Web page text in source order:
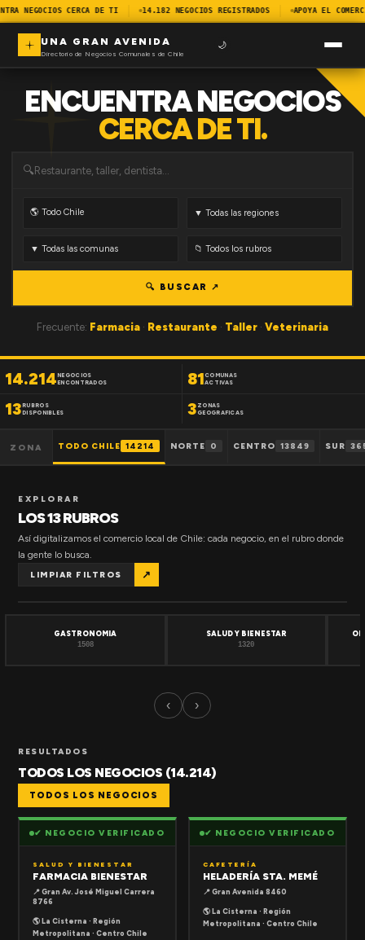
NEGOCIOS CERCA DE TI 14.182 NEGOCIOS REGISTRADOS APOYA EL
UNA GRAN AVENIDA
Directorio de Negocios Comunales de Chile
🌙
ENCUENTRA NEGOCIOS
CERCA DE TI.
🔍
🔍 BUSCAR ↗
Frecuente: Farmacia · Restaurante · Taller · Veterinaria
14.214NEGOCIOS
ENCONTRADOS
81 COMUNAS
ACTIVAS
13RUBROS
DISPONIBLES
3 ZONAS
GEOGRAFICAS
ZONA TODO CHILE 14214 NORTE 0 CENTRO 13849 SUR
EXPLORAR
LOS 13 RUBROS
Así digitalizamos el comercio local de Chile: cada negocio, en el rubro donde
la gente lo busca.
LIMPIAR FILTROS ↗
GASTRONOMIA
1508
SALUD Y BIENESTAR
1320
‹ ›
RESULTADOS
TODOS LOS NEGOCIOS (14.214)
TODOS LOS NEGOCIOS
✔ NEGOCIO VERIFICADO
SALUD Y BIENESTAR
FARMACIA BIENESTAR
📍 Gran Av. José Miguel Carrera
8766
🌎 La Cisterna · Región
Metropolitana · Centro Chile
✔ NEGOCIO VERIFICADO
CAFETERÍA
HELADERÍA STA. MEMÉ
📍 Gran Avenida 8460
🌎 La Cisterna · Región
Metropolitana · Centro Chile